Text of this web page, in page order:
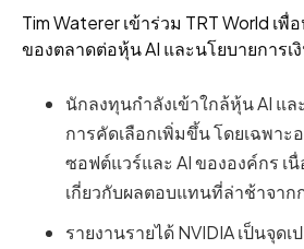
Tim Waterer เข้าร่วม TRT World เ
ของตลาดต่อหุ้น AI และนโยบายการ
นักลงทุนกำลังเข้าใกล้หุ้น AI แ
การคัดเลือกเพิ่มขึ้น โดยเฉพาะ
ซอฟต์แวร์และ AI ขององค์กร เ
เกี่ยวกับผลตอบแทนที่ล่าช้าจา
รายงานรายได้ NVIDIA เป็นจุด